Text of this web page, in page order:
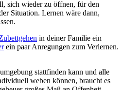
sich wieder zu öffnen, für den
Situation. Lernen wäre dann,
in deiner Familie ein
ein paar Anregungen zum Verlernen.
stattfinden kann und alle
weben können, braucht es